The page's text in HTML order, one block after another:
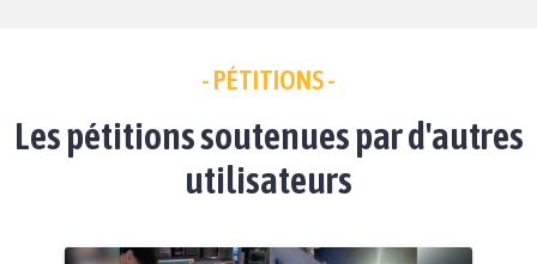
- PÉTITIONS -
Les pétitions soutenues par d'autres
utilisateurs